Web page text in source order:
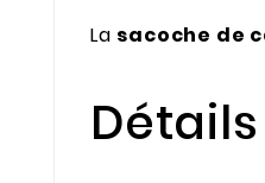
La sacoche de
Détails